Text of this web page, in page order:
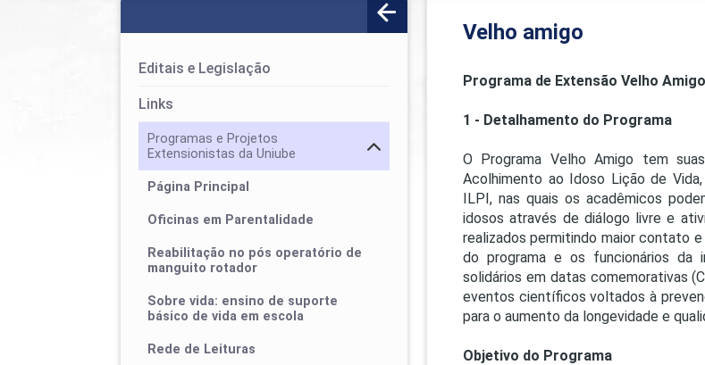
Pesquisa e
Editais e Legislação
Links
Programas e Projetos
Extensionistas da Uniube
Página Principal
Oficinas em Parentalidade
Reabilitação no pós operatório de
manguito rotador
Sobre vida: ensino de suporte
básico de vida em escola
Rede de Leituras
Velho amigo
Programa de Extensão Velho Amigo
1 - Detalhamento do Programa
O Programa Velho Amigo tem
Acolhimento ao Idoso Lição de
ILPI, nas quais os acadêmicos
idosos através de diálogo livre e
realizados permitindo maior contato
do programa e os funcionários da
solidários em datas comemorativas
eventos científicos voltados à
para o aumento da longevidade e
Objetivo do Programa